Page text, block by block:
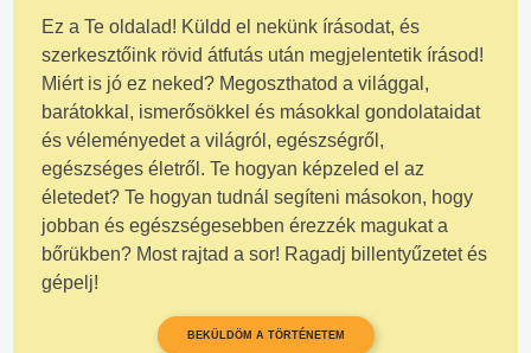
Ez a Te oldalad! Küldd el nekünk írásodat, és
szerkesztőink rövid átfutás után megjelentetik írásod!
Miért is jó ez neked? Megoszthatod a világgal,
barátokkal, ismerősökkel és másokkal gondolataidat
és véleményedet a világról, egészségről,
egészséges életről. Te hogyan képzeled el az
életedet? Te hogyan tudnál segíteni másokon, hogy
jobban és egészségesebben érezzék magukat a
bőrükben? Most rajtad a sor! Ragadj billentyűzetet és
gépelj!
BEKÜLDÖM A TÖRTÉNETEM